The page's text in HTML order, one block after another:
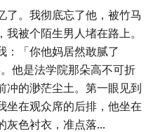
了。我彻底忘了他，被竹马
被个陌生男人堵在路上。
：「你他妈居然敢腻了
他是法学院那朵高不可折
冲的渺茫尘土。第一眼见到
坐在观众席的后排，他坐在
灰色衬衣，准点落...